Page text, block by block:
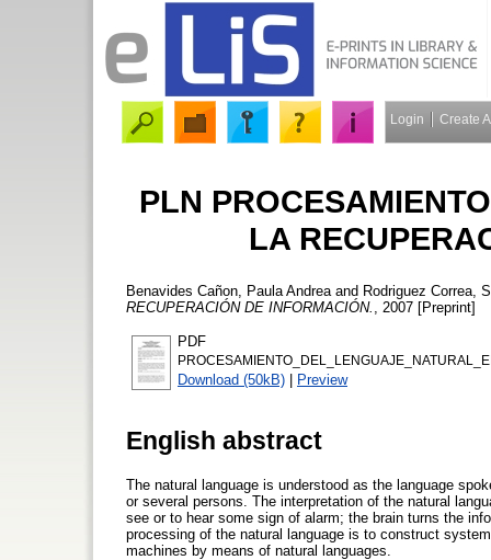
Login Create
PLN
LA
Benavides Cañon, Paula Andrea and Rodriguez Correa,
RECUPERACIÓN DE INFORMACIÓN.
, 2007 [Preprint]
PDF
Download (50kB) | Preview
English abstract
The natural language is understood as the language
or several persons. The interpretation of the natural
see or to hear some sign of alarm; the brain turns the
processing of the natural language is to construct
machines by means of natural languages.